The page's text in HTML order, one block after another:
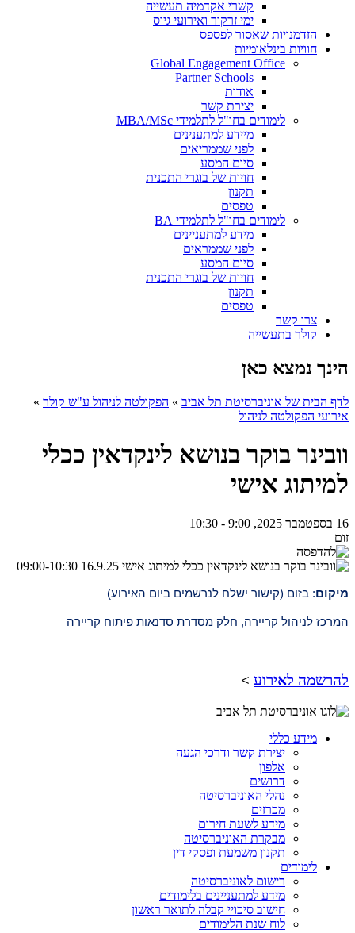
קשרי אקדמיה תעשייה
ימי זרקור ואירועי גיוס
הזדמנויות שאסור לפספס
חוויות בינלאומיות
Global Engagement Office
Partner Schools
אודות
יצירת קשר
לימודים בחו"ל לתלמידי MBA/MSc
מיידע למתענינים
לפני שממריאים
סיום המסע
חויות של בוגרי התכנית
תקנון
טפסים
לימודים בחו"ל לתלמידי BA
מידע למתעניינים
לפני שממראים
סיום המסע
חויות של בוגרי התכנית
תקנון
טפסים
צרו קשר
קולר בתעשייה
הינך נמצא כאן
לדף הבית של אוניברסיטת תל אביב » הפקולטה לניהול ע"ש קולר »
אירועי הפקולטה לניהול
וובינר בוקר בנושא לינקדאין ככלי
למיתוג אישי
16 בספטמבר 2025, 9:00 - 10:30
זום
מיקום: בזום (קישור ישלח לנרשמים ביום האירוע)
המרכז לניהול קריירה, חלק מסדרת סדנאות פיתוח קריירה
להרשמה לאירוע >
מידע כללי
יצירת קשר ודרכי הגעה
אלפון
דרושים
נהלי האוניברסיטה
מכרזים
מידע לשעת חירום
מבקרת האוניברסיטה
תקנון משמעת ופסקי דין
לימודים
רישום לאוניברסיטה
מידע למתעניינים בלימודים
חישוב סיכויי קבלה לתואר ראשון
לוח שנת הלימודים